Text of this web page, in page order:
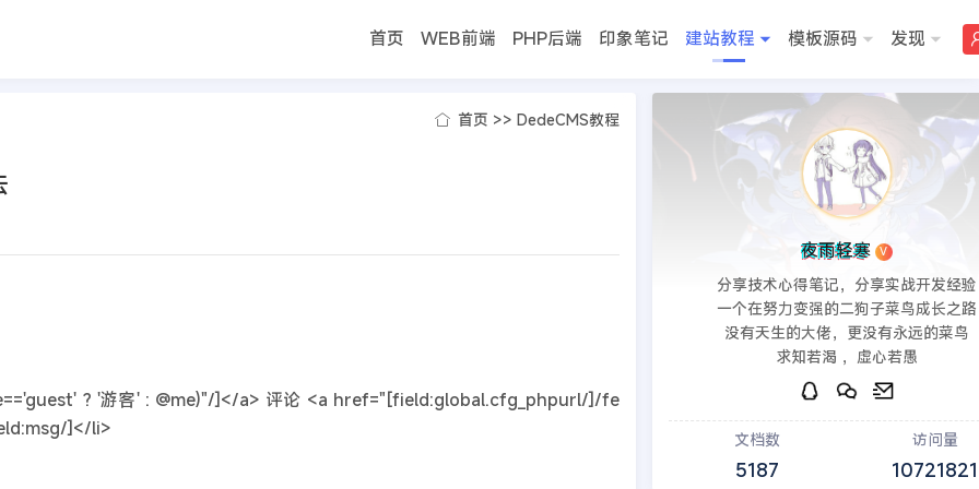
首页 WEB前端 PHP后端 印象笔记 建站教程 模板源码 发现
首页 >> DedeCMS教程
? '游客' : @me)"/]</a> 评论 <a href="[field:global.cfg_phpurl/]/fe
]</li>
夜雨轻寒 V
分享技术心得笔记，分享实战开发经验
一个在努力变强的二狗子菜鸟成长之路
没有天生的大佬，更没有永远的菜鸟
求知若渴 ，虚心若愚
文档数
5187
访问量
10721821